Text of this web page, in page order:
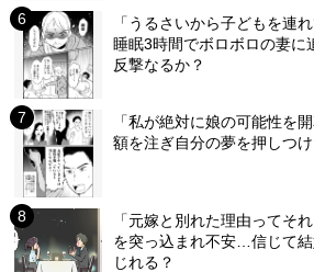
「うるさいから子どもを連
睡眠3時間でボロボロの妻
反撃なるか？
「私が絶対に娘の可能性を
額を注ぎ自分の夢を押しつ
「元嫁と別れた理由ってそ
を突っ込まれ不安…信じて
じれる？